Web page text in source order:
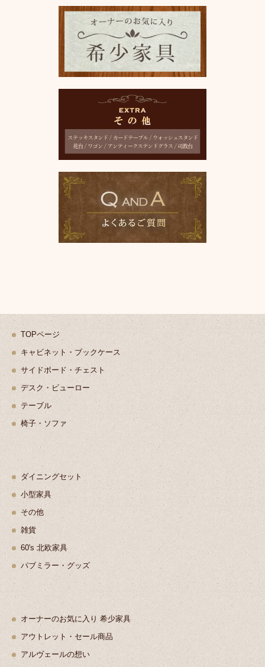
TOPページ
キャビネット・ブックケース
サイドボード・チェスト
デスク・ビューロー
テーブル
椅子・ソファ
ダイニングセット
小型家具
その他
雑貨
60's 北欧家具
パブミラー・グッズ
オーナーのお気に入り 希少家具
アウトレット・セール商品
アルヴェールの想い